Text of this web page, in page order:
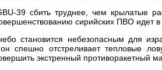
39 сбить труднее, чем крылатые
сирийских ПВО идет
становится небезопасным для
спешно отстреливает тепловые
экстренный противоракетный